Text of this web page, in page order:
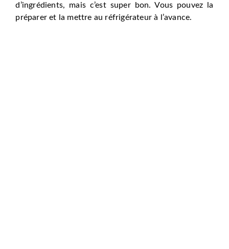
d’ingrédients, mais c’est super bon. Vous pouvez la
préparer et la mettre au réfrigérateur à l’avance.